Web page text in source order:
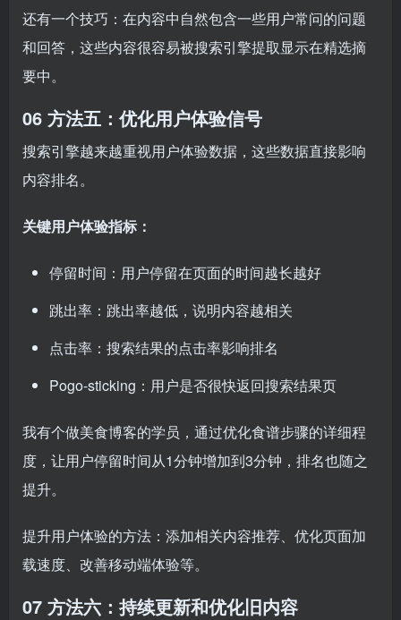
还有一个技巧：在内容中自然包含一些用户常问的问题
和回答，这些内容很容易被搜索引擎提取显示在精选摘
要中。
06 方法五：优化用户体验信号
搜索引擎越来越重视用户体验数据，这些数据直接影响
内容排名。
关键用户体验指标：
停留时间：用户停留在页面的时间越长越好
跳出率：跳出率越低，说明内容越相关
点击率：搜索结果的点击率影响排名
Pogo-sticking：用户是否很快返回搜索结果页
我有个做美食博客的学员，通过优化食谱步骤的详细程
度，让用户停留时间从1分钟增加到3分钟，排名也随之
提升。
提升用户体验的方法：添加相关内容推荐、优化页面加
载速度、改善移动端体验等。
07 方法六：持续更新和优化旧内容